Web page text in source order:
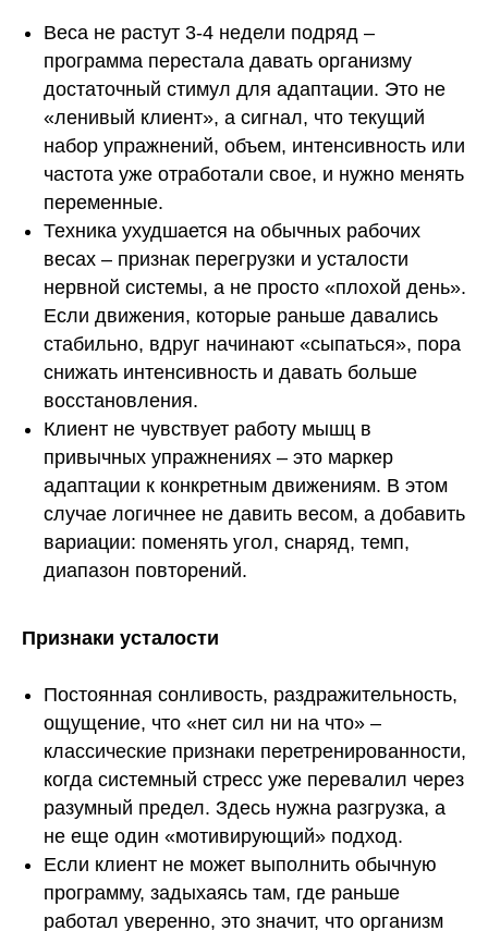
Веса не растут 3-4 недели подряд –
программа перестала давать организму
достаточный стимул для адаптации. Это не
«ленивый клиент», а сигнал, что текущий
набор упражнений, объем, интенсивность или
частота уже отработали свое, и нужно менять
переменные.
Техника ухудшается на обычных рабочих
весах – признак перегрузки и усталости
нервной системы, а не просто «плохой день».
Если движения, которые раньше давались
стабильно, вдруг начинают «сыпаться», пора
снижать интенсивность и давать больше
восстановления.
Клиент не чувствует работу мышц в
привычных упражнениях – это маркер
адаптации к конкретным движениям. В этом
случае логичнее не давить весом, а добавить
вариации: поменять угол, снаряд, темп,
диапазон повторений.
Признаки усталости
Постоянная сонливость, раздражительность,
ощущение, что «нет сил ни на что» –
классические признаки перетренированности,
когда системный стресс уже перевалил через
разумный предел. Здесь нужна разгрузка, а
не еще один «мотивирующий» подход.
Если клиент не может выполнить обычную
программу, задыхаясь там, где раньше
работал уверенно, это значит, что организм